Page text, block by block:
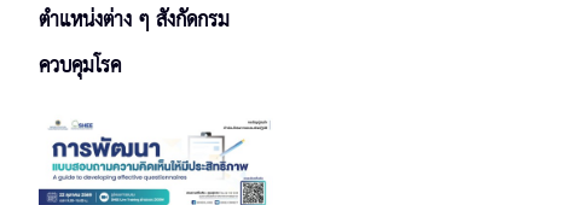
ตำแหน่งต่าง ๆ สังกัดกรม
ควบคุมโรค